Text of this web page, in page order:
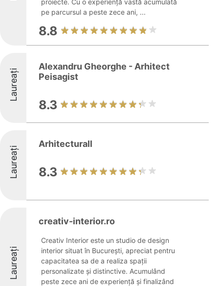
proiecte. Cu o experiență vastă acumulată
pe parcursul a peste zece ani, ...
8.8
Laureați
Alexandru Gheorghe - Arhitect
Peisagist
8.3
Laureați
Arhitecturall
8.3
Laureați
creativ-interior.ro
Creativ Interior este un studio de design
interior situat în București, apreciat pentru
capacitatea sa de a realiza spații
personalizate și distinctive. Acumulând
peste zece ani de experiență și finalizând